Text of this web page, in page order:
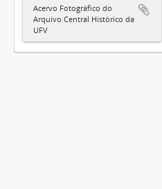
Acervo Fotográfico do
Arquivo Central Histórico da
UFV